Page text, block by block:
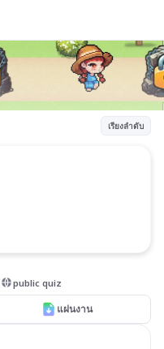
เรียงลำดับ
public quiz
แผ่นงาน